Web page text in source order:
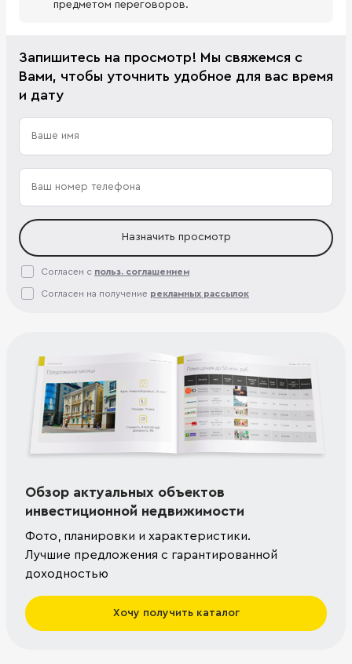
предметом переговоров.
Запишитесь на просмотр! Мы свяжемся с
Вами, чтобы уточнить удобное для вас время
и дату
Назначить просмотр
Согласен с польз. соглашением
Согласен на получение рекламных рассылок
Обзор актуальных объектов
инвестиционной недвижимости
Фото, планировки и характеристики.
Лучшие предложения с гарантированной
доходностью
Хочу получить каталог